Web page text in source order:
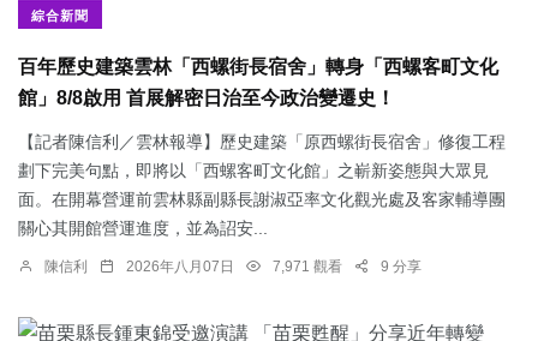
綜合新聞
百年歷史建築雲林「西螺街長宿舍」轉身「西螺客町文化
館」8/8啟用 首展解密日治至今政治變遷史！
【記者陳信利／雲林報導】歷史建築「原西螺街長宿舍」修復工程
劃下完美句點，即將以「西螺客町文化館」之嶄新姿態與大眾見
面。在開幕營運前雲林縣副縣長謝淑亞率文化觀光處及客家輔導團
關心其開館營運進度，並為詔安...
陳信利 2026年八月07日 7,971 觀看 9 分享